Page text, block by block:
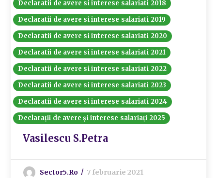
Declaratii de avere si interese salariati 2018
Declaratii de avere si interese salariati 2019
Declaratii de avere si interese salariati 2020
Declaratii de avere si interese salariati 2021
Declaratii de avere si interese salariati 2022
Declaratii de avere si interese salariati 2023
Declaratii de avere si interese salariati 2024
Declarații de avere și interese salariați 2025
Vasilescu S.Petra
Sector5.ro 7 februarie 2021